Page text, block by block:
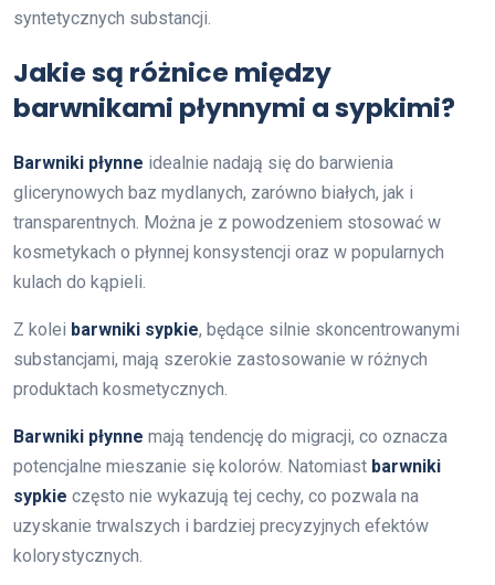
syntetycznych substancji.
Jakie są różnice między
barwnikami płynnymi a sypkimi?
Barwniki płynne idealnie nadają się do barwienia
glicerynowych baz mydlanych, zarówno białych, jak i
transparentnych. Można je z powodzeniem stosować w
kosmetykach o płynnej konsystencji oraz w popularnych
kulach do kąpieli.
Z kolei barwniki sypkie, będące silnie skoncentrowanymi
substancjami, mają szerokie zastosowanie w różnych
produktach kosmetycznych.
Barwniki płynne mają tendencję do migracji, co oznacza
potencjalne mieszanie się kolorów. Natomiast barwniki
sypkie często nie wykazują tej cechy, co pozwala na
uzyskanie trwalszych i bardziej precyzyjnych efektów
kolorystycznych.